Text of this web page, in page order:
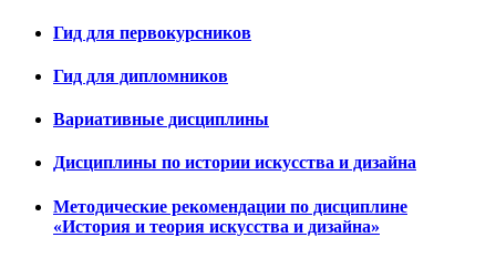
Гид для первокурсников
Гид для дипломников
Вариативные дисциплины
Дисциплины по истории искусства и дизайна
Методические рекомендации по дисциплине
«История и теория искусства и дизайна»